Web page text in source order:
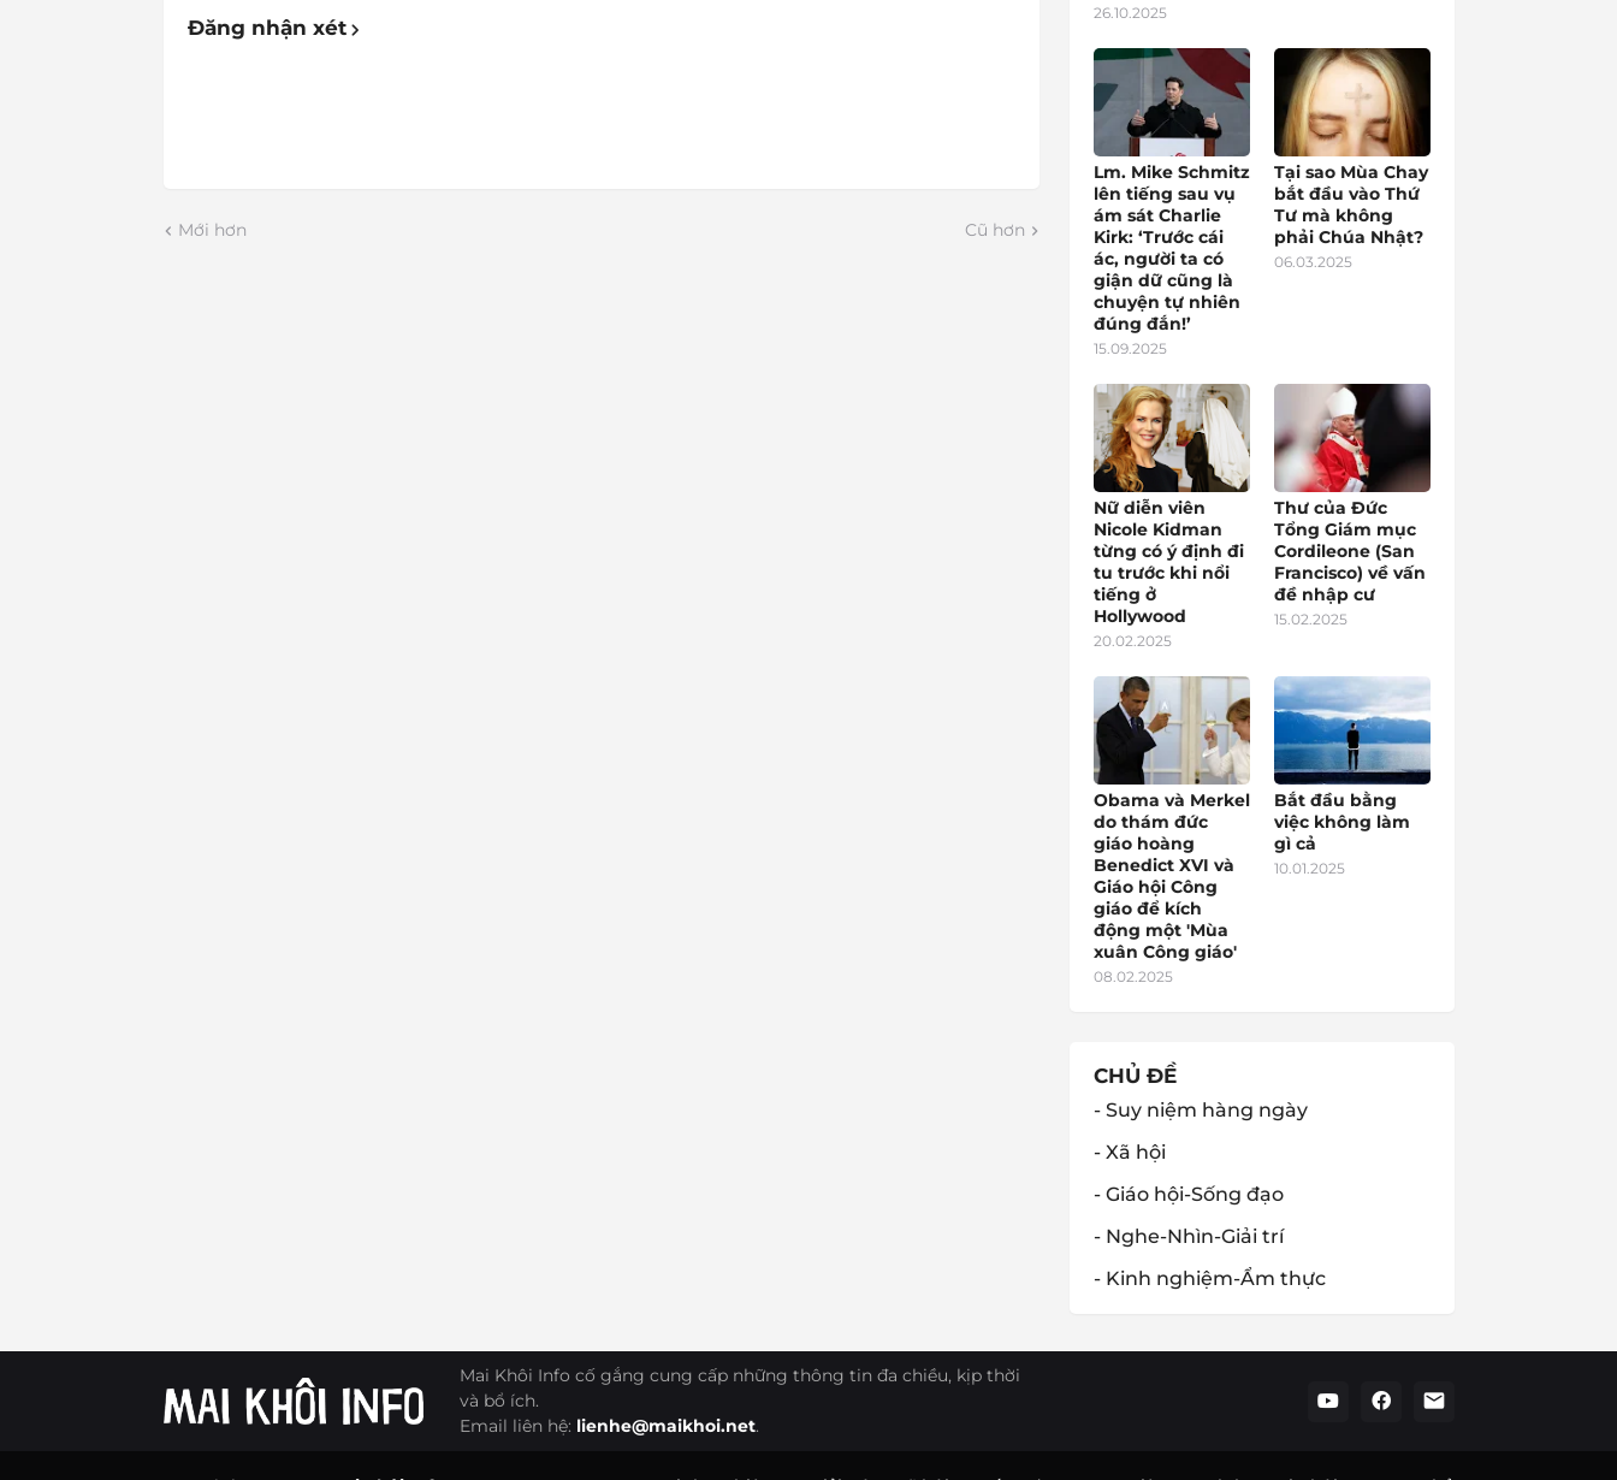
Đăng nhận xét
Mới hơn Cũ hơn
26.10.2025
Lm. Mike Schmitz
lên tiếng sau vụ
ám sát Charlie
Kirk: ‘Trước cái
ác, người ta có
giận dữ cũng là
chuyện tự nhiên
đúng đắn!’
15.09.2025
Tại sao Mùa Chay
bắt đầu vào Thứ
Tư mà không
phải Chúa Nhật?
06.03.2025
Nữ diễn viên
Nicole Kidman
từng có ý định đi
tu trước khi nổi
tiếng ở
Hollywood
20.02.2025
Thư của Đức
Tổng Giám mục
Cordileone (San
Francisco) về vấn
đề nhập cư
15.02.2025
Obama và Merkel
do thám đức
giáo hoàng
Benedict XVI và
Giáo hội Công
giáo để kích
động một 'Mùa
xuân Công giáo'
08.02.2025
Bắt đầu bằng
việc không làm
gì cả
10.01.2025
CHỦ ĐỀ
- Suy niệm hàng ngày
- Xã hội
- Giáo hội-Sống đạo
- Nghe-Nhìn-Giải trí
- Kinh nghiệm-Ẩm thực
Mai Khôi Info cố gắng cung cấp những thông tin đa chiều, kịp thời
và bổ ích.
Email liên hệ: lienhe@maikhoi.net.